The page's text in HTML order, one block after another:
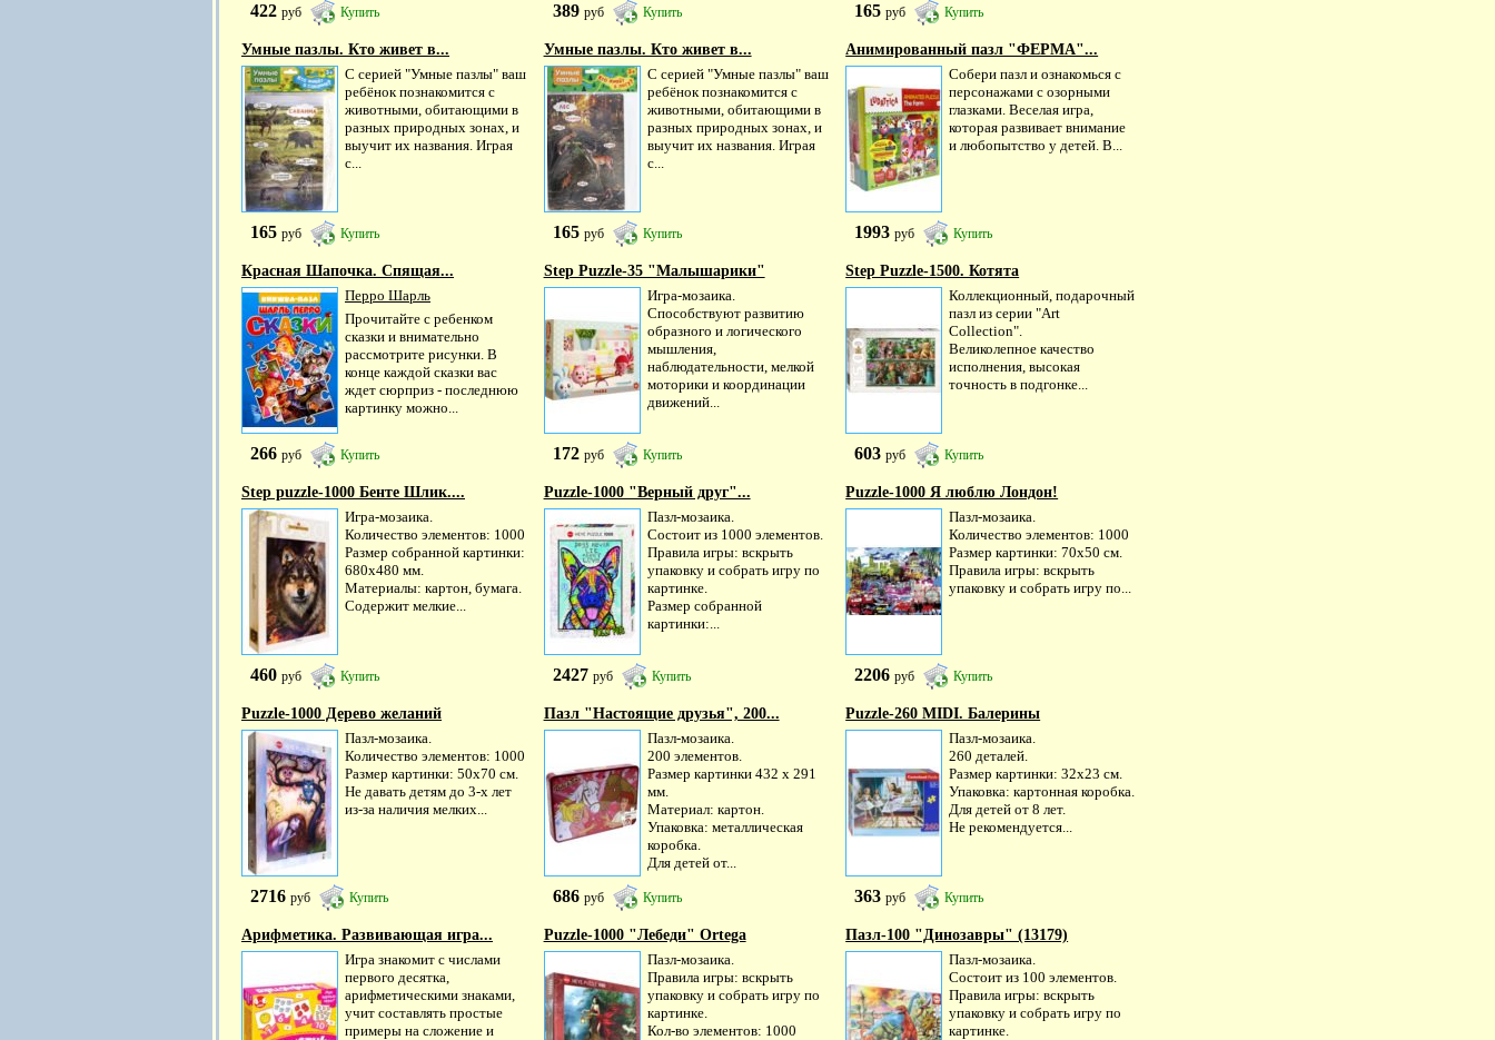
422 руб Купить 389 руб Купить 165руб Купить
Умные пазлы. Кто живет в...
С серией "Умные пазлы" ваш
ребёнок познакомится с
животными, обитающими в
разных природных зонах, и
выучит их названия. Играя
с...
165 руб Купить
Умные пазлы. Кто живет в...
С серией "Умные пазлы" ваш
ребёнок познакомится с
животными, обитающими в
разных природных зонах, и
выучит их названия. Играя
с...
165 руб Купить
Анимированный пазл "ФЕРМА"...
Собери пазл и ознакомься с
персонажами с озорными
глазками. Веселая игра,
которая развивает внимание
и любопытство у детей. В...
1993руб Купить
Красная Шапочка. Спящая...
Перро Шарль
Прочитайте с ребенком
сказки и внимательно
рассмотрите рисунки. В
конце каждой сказки вас
ждет сюрприз - последнюю
картинку можно...
266 руб Купить
Step Puzzle-35 "Малышарики"
Игра-мозаика.
Способствуют развитию
образного и логического
мышления,
наблюдательности, мелкой
моторики и координации
движений...
172 руб Купить
Step Puzzle-1500. Котята
Коллекционный, подарочный
пазл из серии "Art
Collection".
Великолепное качество
исполнения, высокая
точность в подгонке...
603руб Купить
Step puzzle-1000 Бенте Шлик....
Игра-мозаика.
Количество элементов: 1000
Размер собранной картинки:
680х480 мм.
Материалы: картон, бумага.
Содержит мелкие...
460 руб Купить
Puzzle-1000 "Верный друг"...
Пазл-мозаика.
Состоит из 1000 элементов.
Правила игры: вскрыть
упаковку и собрать игру по
картинке.
Размер собранной
картинки:...
2427 руб Купить
Puzzle-1000 Я люблю Лондон!
Пазл-мозаика.
Количество элементов: 1000
Размер картинки: 70х50 см.
Правила игры: вскрыть
упаковку и собрать игру по...
2206руб Купить
Puzzle-1000 Дерево желаний
Пазл-мозаика.
Количество элементов: 1000
Размер картинки: 50х70 см.
Не давать детям до 3-х лет
из-за наличия мелких...
2716 руб Купить
Пазл "Настоящие друзья", 200...
Пазл-мозаика.
200 элементов.
Размер картинки 432 х 291
мм.
Материал: картон.
Упаковка: металлическая
коробка.
Для детей от...
686 руб Купить
Puzzle-260 MIDI. Балерины
Пазл-мозаика.
260 деталей.
Размер картинки: 32х23 см.
Упаковка: картонная коробка.
Для детей от 8 лет.
Не рекомендуется...
363руб Купить
Арифметика. Развивающая игра...
Игра знакомит с числами
первого десятка,
арифметическими знаками,
учит составлять простые
примеры на сложение и
Puzzle-1000 "Лебеди" Ortega
Пазл-мозаика.
Правила игры: вскрыть
упаковку и собрать игру по
картинке.
Кол-во элементов: 1000
Пазл-100 "Динозавры" (13179)
Пазл-мозаика.
Состоит из 100 элементов.
Правила игры: вскрыть
упаковку и собрать игру по
картинке.